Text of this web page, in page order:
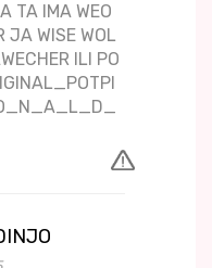
TA IMA WEO
JA WISE WOL
ILI PO